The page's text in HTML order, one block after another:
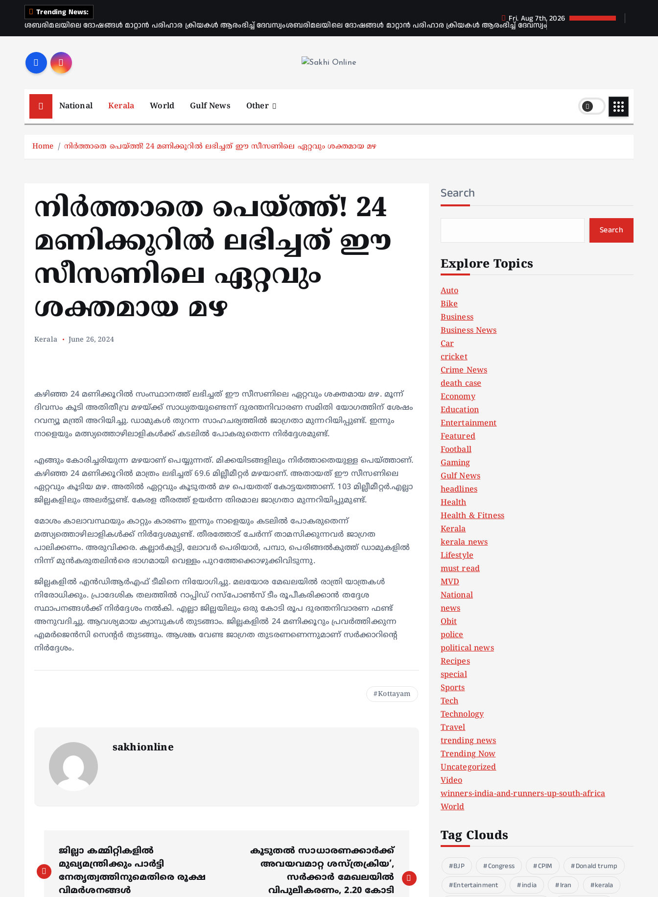
Trending News:
ശബരിമലയിലെ ദോഷങ്ങൾ മാറ്റാൻ പരിഹാര ക്രിയകൾ ആരംഭിച്ച് ദേവസ്വംശബരിമലയിലെ ദോഷങ്ങൾ മാറ്റാൻ പരിഹാര ക്രിയകൾ ആരംഭിച്ച് ദേവസ്വം
Fri. Aug 7th, 2026
National Kerala World Gulf News Other
Home നിര്‍ത്താതെ പെയ്ത്ത്! 24 മണിക്കൂറിൽ ലഭിച്ചത് ഈ സീസണിലെ ഏറ്റവും ശക്തമായ മഴ
നിര്‍ത്താതെ പെയ്ത്ത്! 24
മണിക്കൂറിൽ ലഭിച്ചത് ഈ
സീസണിലെ ഏറ്റവും
ശക്തമായ മഴ
Kerala June 26, 2024
കഴിഞ്ഞ 24 മണിക്കൂറിൽ സംസ്ഥാനത്ത് ലഭിച്ചത് ഈ സീസണിലെ ഏറ്റവും ശക്തമായ മഴ. മൂന്ന്
ദിവസം കൂടി അതിതീവ്ര മഴയ്ക്ക് സാധ്യതയുണ്ടെന്ന് ദുരന്തനിവാരണ സമിതി യോഗത്തിന് ശേഷം
റവന്യൂ മന്ത്രി അറിയിച്ചു. ഡാമുകൾ തുറന്ന സാഹചര്യത്തിൽ ജാഗ്രതാ മുന്നറിയിപ്പുണ്ട്. ഇന്നും
നാളെയും മത്സ്യത്തൊഴിലാളികൾക്ക് കടലിൽ പോകരുതെന്ന നിർദ്ദേശമുണ്ട്.
എങ്ങും കോരിച്ചരിയുന്ന മഴയാണ് പെയ്യുന്നത്. മിക്കയിടങ്ങളിലും നിര്‍ത്താതെയുള്ള പെയ്ത്താണ്.
കഴിഞ്ഞ 24 മണിക്കൂറിൽ മാത്രം ലഭിച്ചത് 69.6 മില്ലീമീറ്റർ മഴയാണ്. അതായത് ഈ സീസണിലെ
ഏറ്റവും കൂടിയ മഴ. അതിൽ ഏറ്റവും കൂടുതൽ മഴ പെയതത് കോട്ടയത്താണ്. 103 മില്ലീമീറ്റർ.എല്ലാ
ജില്ലകളിലും അലര്‍ട്ടുണ്ട്. കേരള തീരത്ത് ഉയർന്ന തിരമാല ജാഗ്രതാ മുന്നറിയിപ്പുമുണ്ട്.
മോശം കാലാവസ്ഥയും കാറ്റും കാരണം ഇന്നും നാളെയും കടലിൽ പോകരുതെന്ന്
മത്സ്യത്തൊഴിലാളികൾക്ക് നിർദ്ദേശമുണ്ട്. തീരത്തോട് ചേർന്ന് താമസിക്കുന്നവർ ജാഗ്രത
പാലിക്കണം. അരുവിക്കര. കല്ലാർകുട്ടി, ലോവർ പെരിയാർ, പമ്പാ, പെരിങ്ങൽകുത്ത് ഡാമുകളിൽ
നിന്ന് മുൻകരുതലിൻരെ ഭാഗമായി വെള്ളം പുറത്തേക്കൊഴുക്കിവിടുന്നു.
ജില്ലകളിൽ എൻഡിആര്‍എഫ് ടീമിനെ നിയോഗിച്ചു. മലയോര മേഖലയിൽ രാത്രി യാത്രകൾ
നിരോധിക്കും. പ്രാദേശിക തലത്തിൽ റാപ്പിഡ് റസ്പോൺസ് ടീം രൂപീകരിക്കാന്‍ തദ്ദേശ
സ്ഥാപനങ്ങള്‍ക്ക് നിര്‍ദ്ദേശം നല്‍കി. എല്ലാ ജില്ലയിലും ഒരു കോടി രൂപ ദുരന്തനിവാരണ ഫണ്ട്
അനുവദിച്ചു. ആവശ്യമായ ക്യാമ്പുകൾ തുടങ്ങാം. ജില്ലകളിൽ 24 മണിക്കൂറും പ്രവർത്തിക്കുന്ന
എമർജെൻസി സെന്റര്‍ തുടങ്ങും. ആശങ്ക വേണ്ട ജാഗ്രത തുടരണണെന്നുമാണ് സർക്കാറിന്റെ
നിർദ്ദേശം.
Kottayam
sakhionline
o
ജില്ലാ കമ്മിറ്റികളിൽ
മുഖ്യമന്ത്രിക്കും പാർട്ടി
നേതൃത്വത്തിനുമെതിരെ രൂക്ഷ
വിമർശനങ്ങൾ
കൂടുതൽ സാധാരണക്കാര്‍ക്ക്
അവയവമാറ്റ ശസ്ത്രക്രിയ’,
സര്‍ക്കാര്‍ മേഖലയിൽ
വിപുലീകരണം, 2.20 കോടി
Search
Search
Explore Topics
Auto
Bike
Business
Business News
Car
cricket
Crime News
death case
Economy
Education
Entertainment
Featured
Football
Gaming
Gulf News
headlines
Health
Health & Fitness
Kerala
kerala news
Lifestyle
must read
MVD
National
news
Obit
police
political news
Recipes
special
Sports
Tech
Technology
Travel
trending news
Trending Now
Uncategorized
Video
winners-india-and-runners-up-south-africa
World
Tag Clouds
BJP Congress CPIM
Donald trump
Entertainment
india Iran
kerala